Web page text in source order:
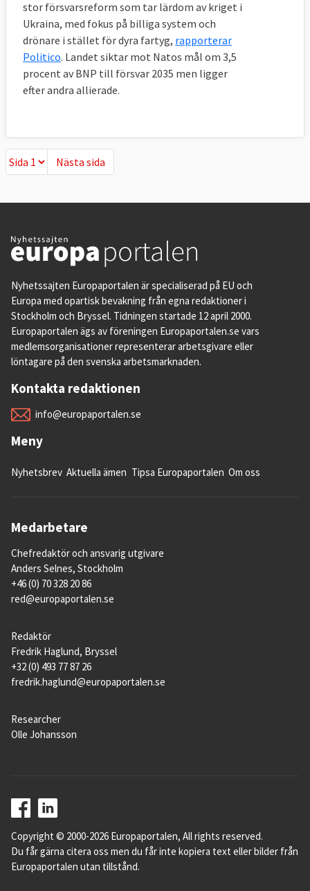
stor försvarsreform som tar lärdom av kriget i
Ukraina, med fokus på billiga system och
drönare i stället för dyra fartyg, rapporterar
Politico. Landet siktar mot Natos mål om 3,5
procent av BNP till försvar 2035 men ligger
efter andra allierade.
Nästa sida
Nästa sida
Nyhetssajten Europaportalen är specialiserad på EU och
Europa med opartisk bevakning från egna redaktioner i
Stockholm och Bryssel. Tidningen startade 12 april 2000.
Europaportalen ägs av föreningen Europaportalen.se vars
medlemsorganisationer representerar arbetsgivare eller
löntagare på den svenska arbetsmarknaden.
Kontakta redaktionen
info@europaportalen.se
Meny
Nyhetsbrev Aktuella ämen Tipsa Europaportalen Om oss
Medarbetare
Chefredaktör och ansvarig utgivare
Anders Selnes, Stockholm
+46 (0) 70 328 20 86
red@europaportalen.se
Redaktör
Fredrik Haglund, Bryssel
+32 (0) 493 77 87 26
fredrik.haglund@europaportalen.se
Researcher
Olle Johansson
Copyright © 2000-2026 Europaportalen, All rights reserved.
Du får gärna citera oss men du får inte kopiera text eller bilder från
Europaportalen utan tillstånd.